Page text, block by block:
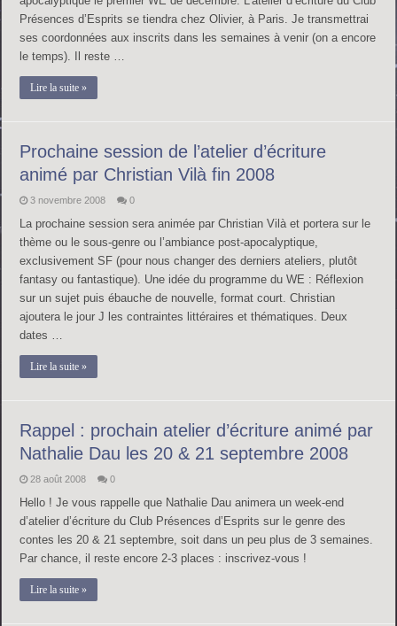
Présences d’Esprits se tiendra chez Olivier, à Paris. Je transmettrai
ses coordonnées aux inscrits dans les semaines à venir (on a encore
le temps). Il reste …
Lire la suite »
Prochaine session de l’atelier d’écriture
animé par Christian Vilà fin 2008
3 novembre 2008 0
La prochaine session sera animée par Christian Vilà et portera sur le
thème ou le sous-genre ou l’ambiance post-apocalyptique,
exclusivement SF (pour nous changer des derniers ateliers, plutôt
fantasy ou fantastique). Une idée du programme du WE : Réflexion
sur un sujet puis ébauche de nouvelle, format court. Christian
ajoutera le jour J les contraintes littéraires et thématiques. Deux
dates …
Lire la suite »
Rappel : prochain atelier d’écriture animé par
Nathalie Dau les 20 & 21 septembre 2008
28 août 2008 0
Hello ! Je vous rappelle que Nathalie Dau animera un week-end
d’atelier d’écriture du Club Présences d’Esprits sur le genre des
contes les 20 & 21 septembre, soit dans un peu plus de 3 semaines.
Par chance, il reste encore 2-3 places : inscrivez-vous !
Lire la suite »